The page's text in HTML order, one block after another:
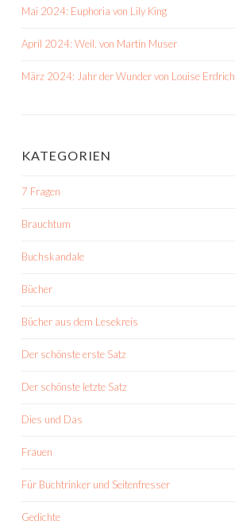
Mai 2024: Euphoria von Lily King
April 2024: Weil. von Martin Muser
März 2024: Jahr der Wunder von Louise Erdrich
KATEGORIEN
7 Fragen
Brauchtum
Buchskandale
Bücher
Bücher aus dem Lesekreis
Der schönste erste Satz
Der schönste letzte Satz
Dies und Das
Frauen
Für Buchtrinker und Seitenfresser
Gedichte